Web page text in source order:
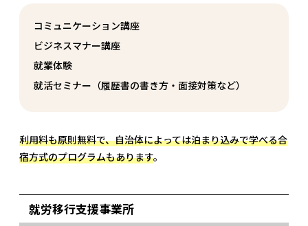
コミュニケーション講座
ビジネスマナー講座
就業体験
就活セミナー（履歴書の書き方・面接対策など）
利用料も原則無料で、自治体によっては泊まり込みで学べる合
宿方式のプログラムもあります。
就労移行支援事業所